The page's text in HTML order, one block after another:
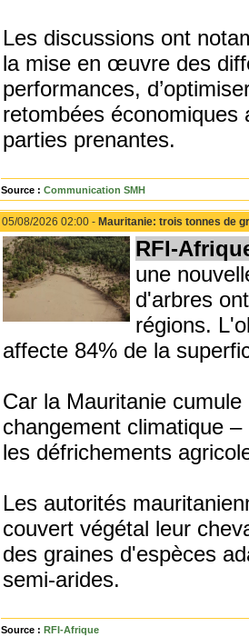
Les discussions ont
la mise en œuvre des
performances,
retombées économiques
parties prenantes.
Source : Communication SMH
05/08/2026 02:00 - Mauritanie: trois tonnes de
RFI-
une
d'arbres
régions.
affecte 84% de la
Car la Mauritanie
changement climatique
les défrichements
Les autorités
couvert végétal leur
des graines d'espèces
semi-arides.
Source : RFI-Afrique